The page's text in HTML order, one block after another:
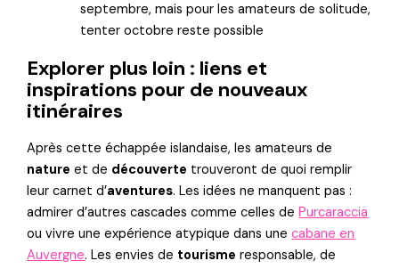
septembre, mais pour les amateurs de solitude,
tenter octobre reste possible
Explorer plus loin : liens et
inspirations pour de nouveaux
itinéraires
Après cette échappée islandaise, les amateurs de
nature et de découverte trouveront de quoi remplir
leur carnet d’aventures. Les idées ne manquent pas :
admirer d’autres cascades comme celles dePurcaraccia
ou vivre une expérience atypique dans unecabane en
Auvergne. Les envies de tourisme responsable, de